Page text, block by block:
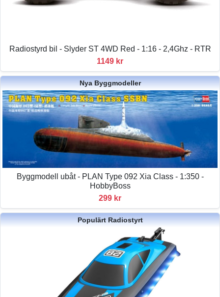
Radiostyrd bil - Slyder ST 4WD Red - 1:16 - 2,4Ghz - RTR
1149 kr
Nya Byggmodeller
Byggmodell ubåt - PLAN Type 092 Xia Class - 1:350 -
HobbyBoss
299 kr
Populärt Radiostyrt